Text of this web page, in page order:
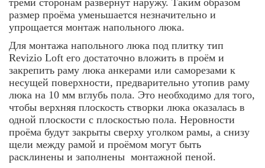
размер проёма уменьшается незначительно и
упрощается монтаж напольного люка.
Для монтажа напольного люка под плитку тип
Revizio Loft его достаточно вложить в проём и
закрепить раму люка анкерами или саморезами к
несущей поверхности, предварительно утопив раму
люка на 10 мм вглубь пола. Это необходимо для того,
чтобы верхняя плоскость створки люка оказалась в
одной плоскости с плоскостью пола. Неровности
проёма будут закрыты сверху уголком рамы, а снизу
щели между рамой и проёмом могут быть
расклинены и заполнены монтажной пеной.